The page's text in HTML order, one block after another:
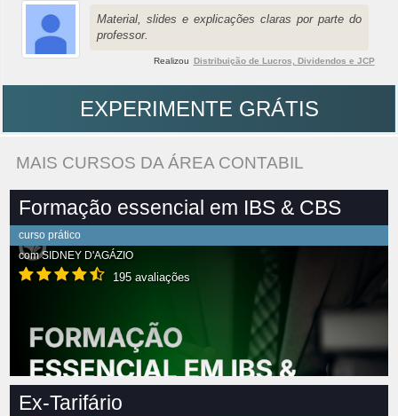
Material, slides e explicações claras por parte do
professor.
Realizou Distribuição de Lucros, Dividendos e JCP
EXPERIMENTE GRÁTIS
MAIS CURSOS DA ÁREA CONTABIL
Formação essencial em IBS & CBS
curso prático
comSIDNEY D'AGÁZIO
195 avaliações
Ex-Tarifário